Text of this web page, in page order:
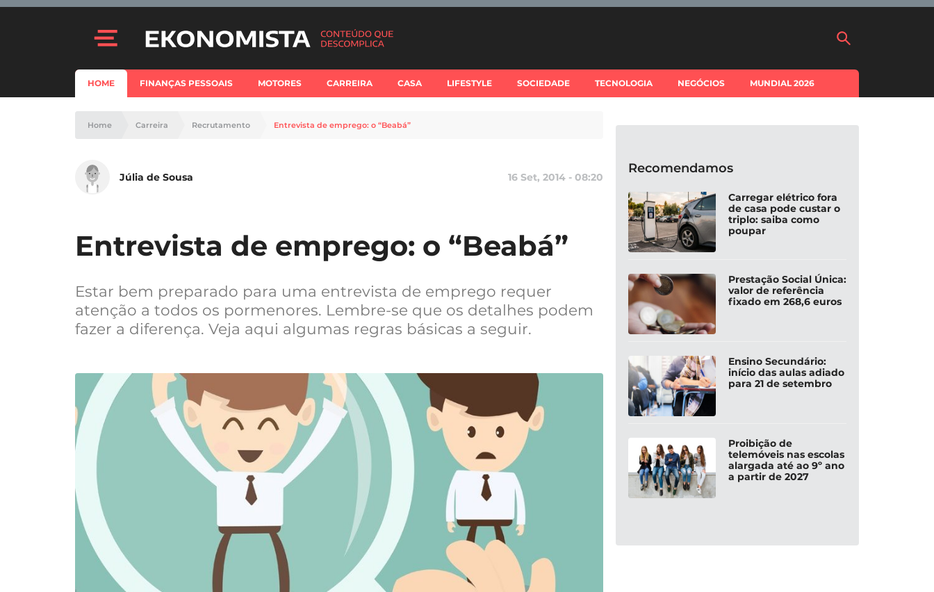
HOME FINANÇAS PESSOAIS MOTORES CARREIRA CASA LIFESTYLE SOCIEDADE TECNOLOGIA NEGÓCIOS MUNDIAL 2026
Home Carreira Recrutamento Entrevista de emprego: o “Beabá”
Júlia de Sousa 16 Set, 2014 - 08:20
Entrevista de emprego: o “Beabá”
Estar bem preparado para uma entrevista de emprego requer
atenção a todos os pormenores. Lembre-se que os detalhes podem
fazer a diferença. Veja aqui algumas regras básicas a seguir.
Recomendamos
Carregar elétrico fora
de casa pode custar o
triplo: saiba como
poupar
Prestação Social Única:
valor de referência
fixado em 268,6 euros
Ensino Secundário:
início das aulas adiado
para 21 de setembro
Proibição de
telemóveis nas escolas
alargada até ao 9º ano
a partir de 2027